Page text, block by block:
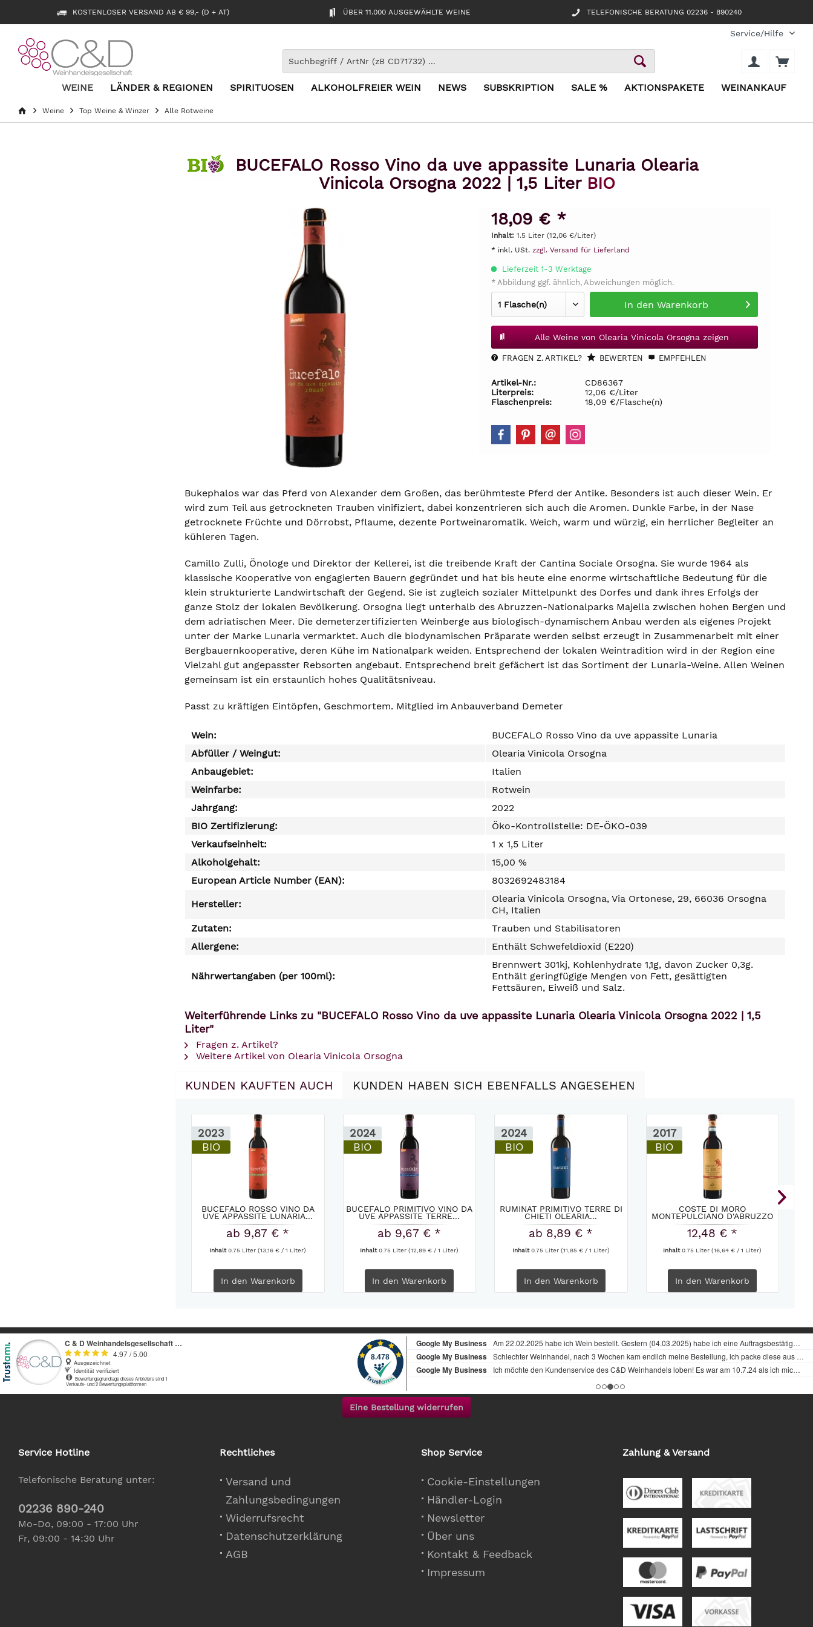
KOSTENLOSER VERSAND AB € 99,- (D + AT) ÜBER 11.000 AUSGEWÄHLTE WEINE TELEFONISCHE BERATUNG 02236 - 890240
Service/Hilfe
WEINE LÄNDER & REGIONEN SPIRITUOSEN ALKOHOLFREIER WEIN NEWS SUBSKRIPTION SALE % AKTIONSPAKETE WEINANKAUF
Weine Top Weine & Winzer Alle Rotweine
BUCEFALO Rosso Vino da uve appassite Lunaria Olearia
Vinicola Orsogna 2022 | 1,5 Liter BIO
18,09 € *
Inhalt: 1.5 Liter (12,06 €/Liter)
* inkl. USt. zzgl. Versand für Lieferland
Lieferzeit 1-3 Werktage
* Abbildung ggf. ähnlich, Abweichungen möglich.
In den Warenkorb
Alle Weine von Olearia Vinicola Orsogna zeigen
FRAGEN Z. ARTIKEL? BEWERTEN EMPFEHLEN
Artikel-Nr.:
CD86367
Literpreis:
12,06 €/Liter
Flaschenpreis:
18,09 €/Flasche(n)
Bukephalos war das Pferd von Alexander dem Großen, das berühmteste Pferd der Antike. Besonders ist auch dieser Wein. Er
wird zum Teil aus getrockneten Trauben vinifiziert, dabei konzentrieren sich auch die Aromen. Dunkle Farbe, in der Nase
getrocknete Früchte und Dörrobst, Pflaume, dezente Portweinaromatik. Weich, warm und würzig, ein herrlicher Begleiter an
kühleren Tagen.
Camillo Zulli, Önologe und Direktor der Kellerei, ist die treibende Kraft der Cantina Sociale Orsogna. Sie wurde 1964 als
klassische Kooperative von engagierten Bauern gegründet und hat bis heute eine enorme wirtschaftliche Bedeutung für die
klein strukturierte Landwirtschaft der Gegend. Sie ist zugleich sozialer Mittelpunkt des Dorfes und dank ihres Erfolgs der
ganze Stolz der lokalen Bevölkerung. Orsogna liegt unterhalb des Abruzzen-Nationalparks Majella zwischen hohen Bergen und
dem adriatischen Meer. Die demeterzertifizierten Weinberge aus biologisch-dynamischem Anbau werden als eigenes Projekt
unter der Marke Lunaria vermarktet. Auch die biodynamischen Präparate werden selbst erzeugt in Zusammenarbeit mit einer
Bergbauernkooperative, deren Kühe im Nationalpark weiden. Entsprechend der lokalen Weintradition wird in der Region eine
Vielzahl gut angepasster Rebsorten angebaut. Entsprechend breit gefächert ist das Sortiment der Lunaria-Weine. Allen Weinen
gemeinsam ist ein erstaunlich hohes Qualitätsniveau.
Passt zu kräftigen Eintöpfen, Geschmortem. Mitglied im Anbauverband Demeter
Wein:
BUCEFALO Rosso Vino da uve appassite Lunaria
Abfüller / Weingut:
Olearia Vinicola Orsogna
Anbaugebiet:
Italien
Weinfarbe:
Rotwein
Jahrgang:
2022
BIO Zertifizierung:
Öko-Kontrollstelle: DE-ÖKO-039
Verkaufseinheit:
1 x 1,5 Liter
Alkoholgehalt:
15,00 %
European Article Number (EAN):
8032692483184
Hersteller:
Olearia Vinicola Orsogna, Via Ortonese, 29, 66036 Orsogna
CH, Italien
Zutaten:
Trauben und Stabilisatoren
Allergene:
Enthält Schwefeldioxid (E220)
Nährwertangaben (per 100ml):
Brennwert 301kj, Kohlenhydrate 1,1g, davon Zucker 0,3g.
Enthält geringfügige Mengen von Fett, gesättigten
Fettsäuren, Eiweiß und Salz.
Weiterführende Links zu "BUCEFALO Rosso Vino da uve appassite Lunaria Olearia Vinicola Orsogna 2022 | 1,5
Liter"
Fragen z. Artikel?
Weitere Artikel von Olearia Vinicola Orsogna
KUNDEN KAUFTEN AUCH KUNDEN HABEN SICH EBENFALLS ANGESEHEN
2023
BIO
BUCEFALO ROSSO VINO DA
UVE APPASSITE LUNARIA...
ab 9,87 € *
Inhalt0.75 Liter(13,16 € / 1 Liter)
In den Warenkorb
2024
BIO
BUCEFALO PRIMITIVO VINO DA
UVE APPASSITE TERRE...
ab 9,67 € *
Inhalt0.75 Liter(12,89 € / 1 Liter)
In den Warenkorb
2024
BIO
RUMINAT PRIMITIVO TERRE DI
CHIETI OLEARIA...
ab 8,89 € *
Inhalt0.75 Liter (11,85 € / 1 Liter)
In den Warenkorb
2017
BIO
COSTE DI MORO
MONTEPULCIANO D'ABRUZZO
RISERVA...
12,48 € *
Inhalt0.75 Liter(16,64 € / 1 Liter)
In den Warenkorb
Eine Bestellung widerrufen
Service Hotline
Telefonische Beratung unter:
02236 890-240
Mo-Do, 09:00 - 17:00 Uhr
Fr, 09:00 - 14:30 Uhr
Rechtliches
Versand und
Zahlungsbedingungen
Widerrufsrecht
Datenschutzerklärung
AGB
Shop Service
Cookie-Einstellungen
Händler-Login
Newsletter
Über uns
Kontakt & Feedback
Impressum
Zahlung & Versand